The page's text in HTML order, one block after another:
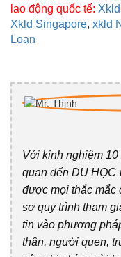
lao động quốc tế:
Xkld Singapore, xkld
Loan
Với kinh nghiệm
quan đến DU HỌC
được mọi thắc mắc
sơ quy trình tham
tin vào phương
thân, người quen,